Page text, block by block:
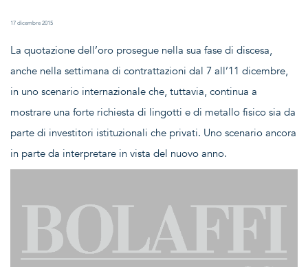
17 dicembre 2015
La quotazione dell’oro prosegue nella sua fase di discesa,
anche nella settimana di contrattazioni dal 7 all’11 dicembre,
in uno scenario internazionale che, tuttavia, continua a
mostrare una forte richiesta di lingotti e di metallo fisico sia da
parte di investitori istituzionali che privati. Uno scenario ancora
in parte da interpretare in vista del nuovo anno.